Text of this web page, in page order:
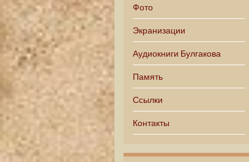
Фото
Экранизации
Аудиокниги Булгакова
Память
Ссылки
Контакты